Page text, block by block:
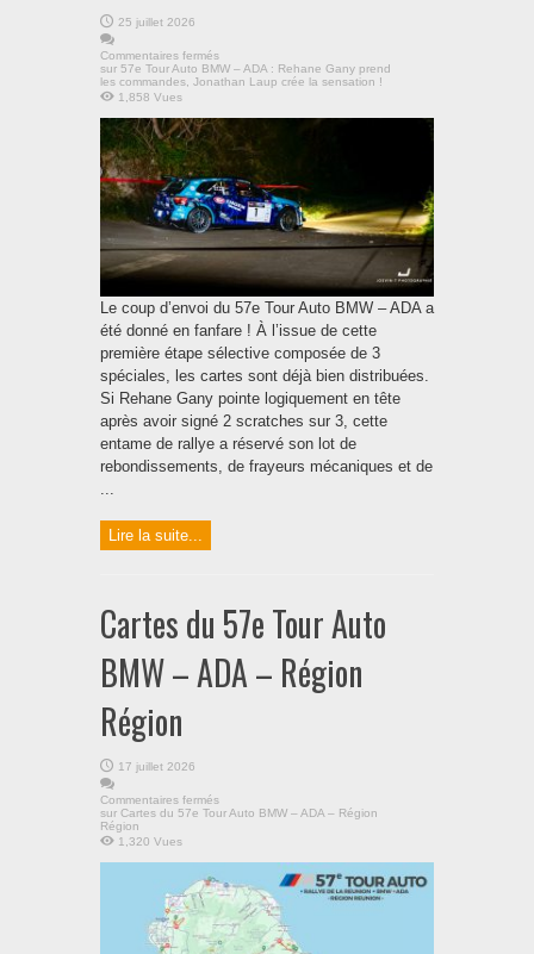
25 juillet 2026
Commentaires fermés
sur 57e Tour Auto BMW – ADA : Rehane Gany prend
les commandes, Jonathan Laup crée la sensation !
1,858 Vues
Le coup d’envoi du 57e Tour Auto BMW – ADA a
été donné en fanfare ! À l’issue de cette
première étape sélective composée de 3
spéciales, les cartes sont déjà bien distribuées.
Si Rehane Gany pointe logiquement en tête
après avoir signé 2 scratches sur 3, cette
entame de rallye a réservé son lot de
rebondissements, de frayeurs mécaniques et de
Lire la suite...
Cartes du 57e Tour Auto
BMW – ADA – Région
Région
17 juillet 2026
Commentaires fermés
sur Cartes du 57e Tour Auto BMW – ADA – Région
Région
1,320 Vues